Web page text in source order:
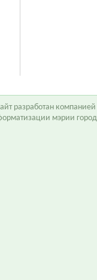
разработан компанией
мэрии